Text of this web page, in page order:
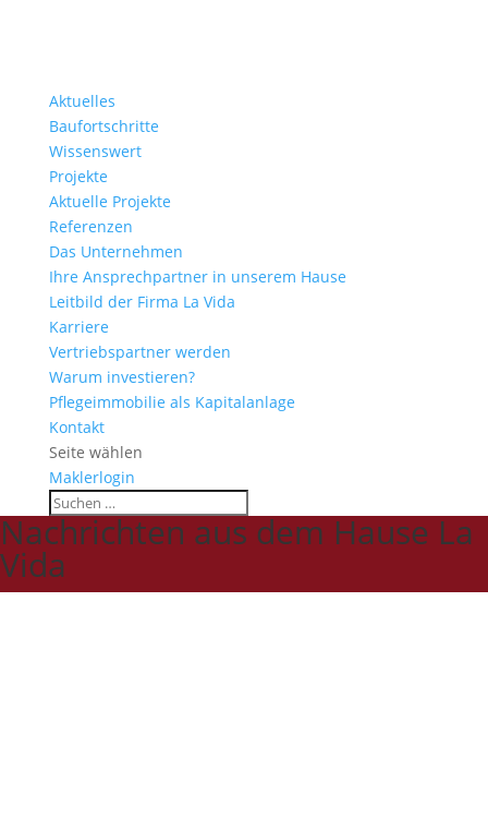
Aktuelles
Baufortschritte
Wissenswert
Projekte
Aktuelle Projekte
Referenzen
Das Unternehmen
Ihre Ansprechpartner in unserem Hause
Leitbild der Firma La Vida
Karriere
Vertriebspartner werden
Warum investieren?
Pflegeimmobilie als Kapitalanlage
Kontakt
Seite wählen
Maklerlogin
Nachrichten aus dem Hause La
Vida